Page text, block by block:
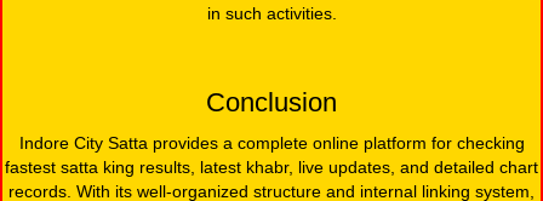
in such activities.
Conclusion
Indore City Satta provides a complete online platform for checking
fastest satta king results, latest khabr, live updates, and detailed chart
records. With its well-organized structure and internal linking system,